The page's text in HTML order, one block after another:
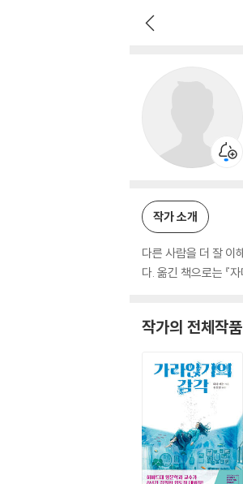
작가 소개
다른 사람을 더 잘 이
다. 옮긴 책으로는 『자
작가의 전체작품